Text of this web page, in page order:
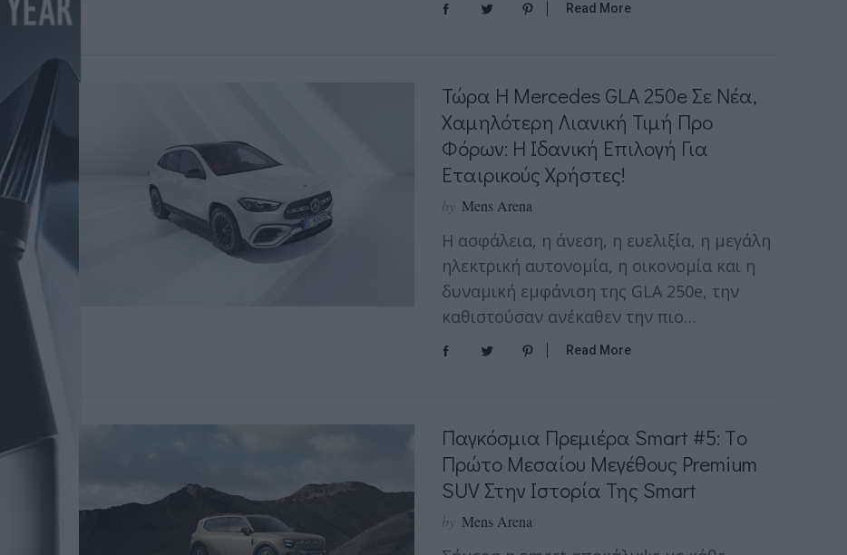
Read More
Τώρα Η Mercedes GLA 250e Σε Νέα,
Χαμηλότερη Λιανική Τιμή Προ
Φόρων: H Ιδανική Επιλογή Για
Εταιρικούς Χρήστες!
by Mens Arena
Η ασφάλεια, η άνεση, η ευελιξία, η μεγάλη
ηλεκτρική αυτονομία, η οικονομία και η
δυναμική εμφάνιση της GLA 250e, την
καθιστούσαν ανέκαθεν την πιο…
Read More
Παγκόσμια Πρεμιέρα Smart #5: Tο
Πρώτο Μεσαίου Μεγέθους Premium
SUV Στην Ιστορία Της Smart
by Mens Arena